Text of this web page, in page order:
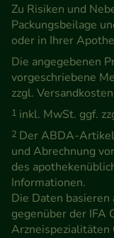
Statistik &
Informationen
unsere Website
den Inhalt auf
Werbung auf
zu gestalten.
teilweise an
Medien
Zu Risiken und
Packungsbeilage
oder in Ihrer
Die angegebenen
vorgeschriebene
zzgl.
1 inkl. MwSt. ggf.
2 Der ABDA-
und Abrechnung
des
Informationen.
Die Daten
gegenüber der IFA
Arzneispezialitäten